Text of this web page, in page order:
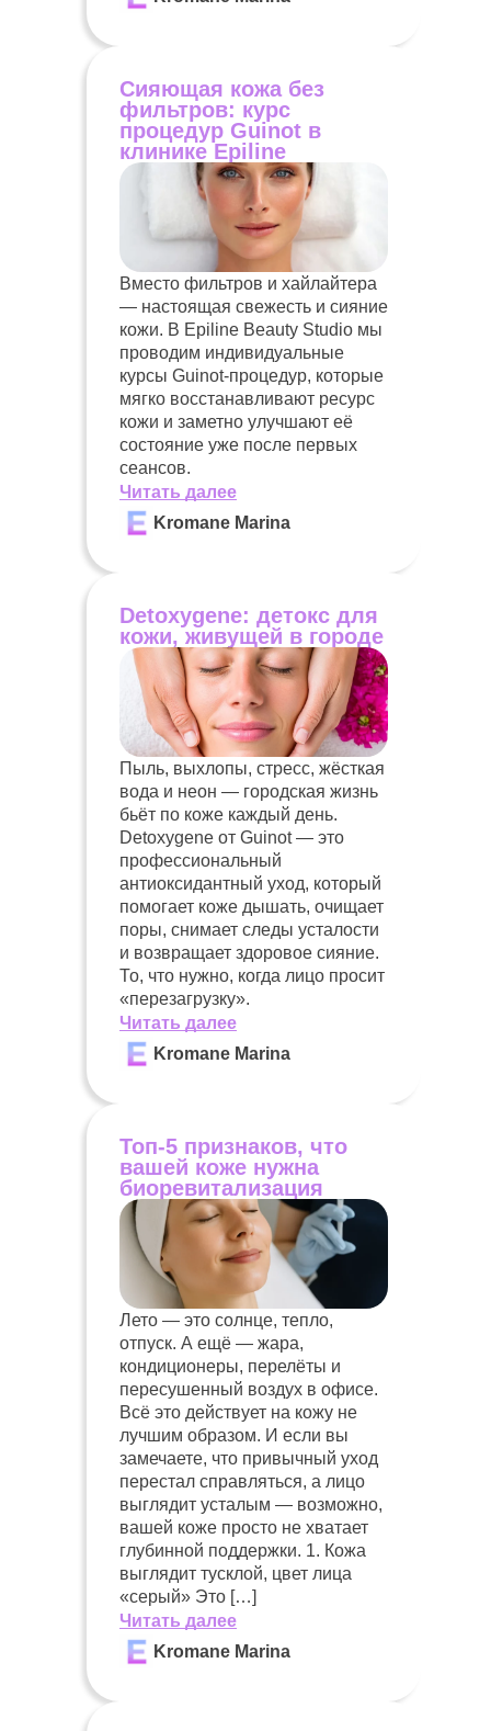
Сияющая кожа без
фильтров: курс
процедур Guinot в
клинике Epiline
Вместо фильтров и хайлайтера
— настоящая свежесть и сияние
кожи. В Epiline Beauty Studio мы
проводим индивидуальные
курсы Guinot-процедур, которые
мягко восстанавливают ресурс
кожи и заметно улучшают её
состояние уже после первых
сеансов.
Читать далее
Kromane Marina
Detoxygene: детокс для
кожи, живущей в городе
Пыль, выхлопы, стресс, жёсткая
вода и неон — городская жизнь
бьёт по коже каждый день.
Detoxygene от Guinot — это
профессиональный
антиоксидантный уход, который
помогает коже дышать, очищает
поры, снимает следы усталости
и возвращает здоровое сияние.
То, что нужно, когда лицо просит
«перезагрузку».
Читать далее
Kromane Marina
Топ-5 признаков, что
вашей коже нужна
биоревитализация
Лето — это солнце, тепло,
отпуск. А ещё — жара,
кондиционеры, перелёты и
пересушенный воздух в офисе.
Всё это действует на кожу не
лучшим образом. И если вы
замечаете, что привычный уход
перестал справляться, а лицо
выглядит усталым — возможно,
вашей коже просто не хватает
глубинной поддержки. 1. Кожа
выглядит тусклой, цвет лица
«серый» Это […]
Читать далее
Kromane Marina